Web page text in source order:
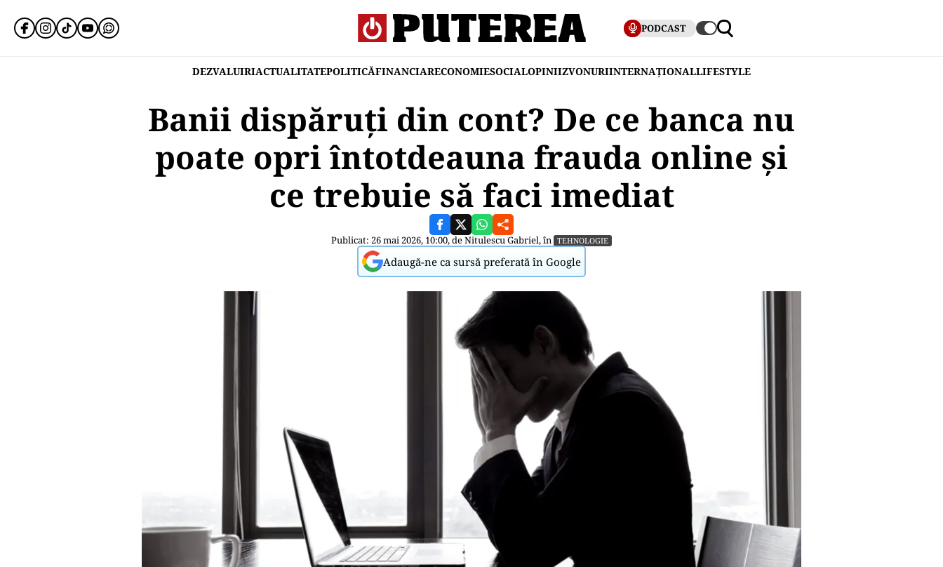
PODCAST
DEZVALUIRIACTUALITATEPOLITICĂFINANCIARECONOMIESOCIALOPINIIZVONURIINTERNAȚIONALLIFESTYLE
Banii dispăruți din cont? De ce banca nu
poate opri întotdeauna frauda online și
ce trebuie să faci imediat
Publicat: 26 mai 2026, 10:00, deNitulescu Gabriel, în TEHNOLOGIE
Adaugă-ne ca sursă preferată în Google